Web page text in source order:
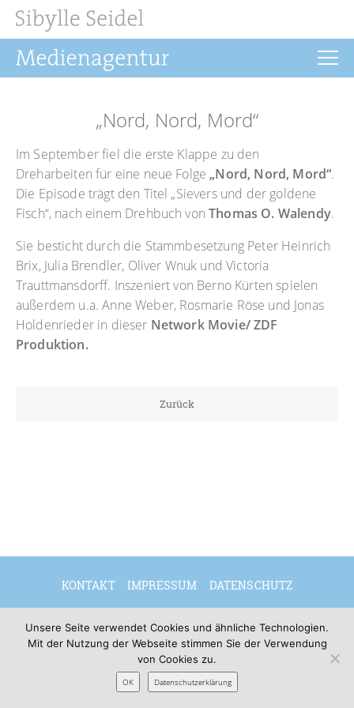
Aktuelles
Drehbuch
Regie
Buchprojekte
Über uns
Kontakt
„Nord, Nord, Mord“
Im September fiel die erste Klappe zu den
Dreharbeiten für eine neue Folge „Nord, Nord, Mord“.
Die Episode trägt den Titel „Sievers und der goldene
Fisch“, nach einem Drehbuch vonThomas O. Walendy.
Sie besticht durch die Stammbesetzung Peter Heinrich
Brix, Julia Brendler, Oliver Wnuk und Victoria
Trauttmansdorff. Inszeniert von Berno Kürten spielen
außerdem u.a. Anne Weber, Rosmarie Röse und Jonas
Holdenrieder in dieser Network Movie/ ZDF
Produktion.
Zurück
© 2026 Sibylle Seidel
KONTAKT IMPRESSUM DATENSCHUTZ
DEUTSCH ENGLISH
Unsere Seite verwendet Cookies und ähnliche Technologien.
Mit der Nutzung der Webseite stimmen Sie der Verwendung
von Cookies zu.
OK Datenschutzerklärung